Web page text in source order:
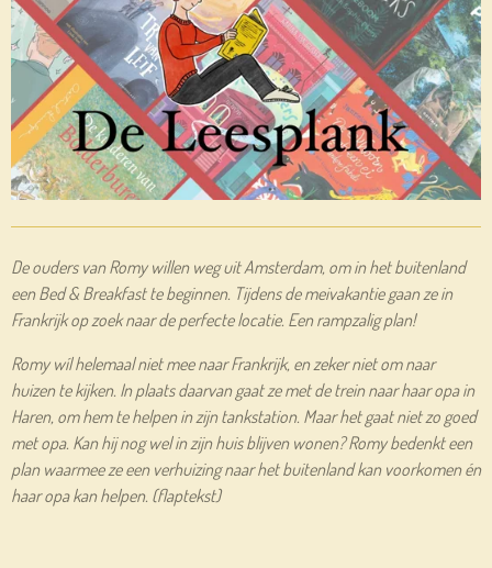
De ouders van Romy willen weg uit Amsterdam, om in het buitenland
een Bed & Breakfast te beginnen. Tijdens de meivakantie gaan ze in
Frankrijk op zoek naar de perfecte locatie. Een rampzalig plan!
Romy wíl helemaal niet mee naar Frankrijk, en zeker niet om naar
huizen te kijken. In plaats daarvan gaat ze met de trein naar haar opa in
Haren, om hem te helpen in zijn tankstation. Maar het gaat niet zo goed
met opa. Kan hij nog wel in zijn huis blijven wonen? Romy bedenkt een
plan waarmee ze een verhuizing naar het buitenland kan voorkomen én
haar opa kan helpen. (flaptekst)